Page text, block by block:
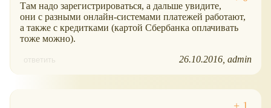
Там надо зарегистрироваться, а дальше увидите,
они с разными онлайн-системами платежей работают,
а также с кредитками (картой Сбербанка оплачивать
тоже можно).
ответить 26.10.2016 admin